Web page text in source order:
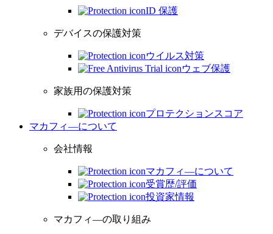
ID 保護
デバイスの保護対策
ウイルス対策
ウェブ保護
家族用の保護対策
プロテクションスコア
マカフィ―について
会社情報
マカフィ―について
受賞歴/評価
投資家情報
マカフィ―の取り組み